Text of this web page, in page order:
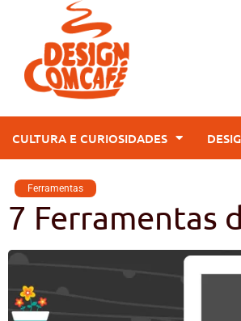
CULTURA E CURIOSIDADES
Ferramentas
7 Ferramentas